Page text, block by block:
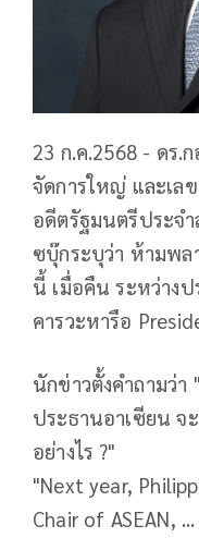
23 ก.ค.2568 - ดร.
จัดการใหญ่ และเล
อดีตรัฐมนตรีประจ
ซบุ๊กระบุว่า ห้ามพล
นี้ เมื่อคืน ระหว่าง
คารวะหารือ
นักข่าวตั้งคำถามว่
ประธานอาเซียน จ
อย่างไร ?"
"Next year,
Chair of ASEAN,